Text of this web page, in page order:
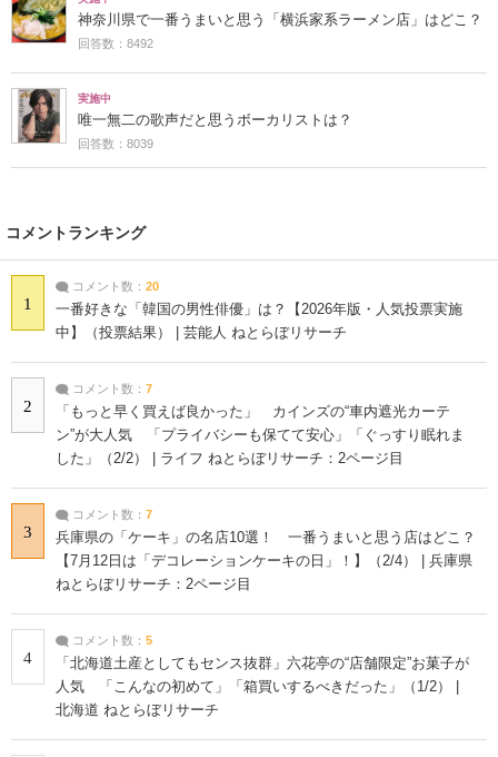
神奈川県で一番うまいと思う「横浜家系ラーメン店」はどこ？
回答数：8492
実施中
唯一無二の歌声だと思うボーカリストは？
回答数：8039
コメントランキング
1
コメント数： 20
一番好きな「韓国の男性俳優」は？【2026年版・人気投票実施
中】（投票結果） | 芸能人 ねとらぼリサーチ
2
コメント数： 7
「もっと早く買えば良かった」 カインズの“車内遮光カーテ
ン”が大人気 「プライバシーも保てて安心」「ぐっすり眠れま
した」（2/2） | ライフ ねとらぼリサーチ：2ページ目
3
コメント数： 7
兵庫県の「ケーキ」の名店10選！ 一番うまいと思う店はどこ？
【7月12日は「デコレーションケーキの日」！】（2/4） | 兵庫県
ねとらぼリサーチ：2ページ目
4
コメント数： 5
「北海道土産としてもセンス抜群」六花亭の“店舗限定”お菓子が
人気 「こんなの初めて」「箱買いするべきだった」（1/2） |
北海道 ねとらぼリサーチ